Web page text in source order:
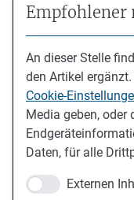
An dieser Stelle
den Artikel
Cookie-
Media geben, oder
Daten, für alle
Externen